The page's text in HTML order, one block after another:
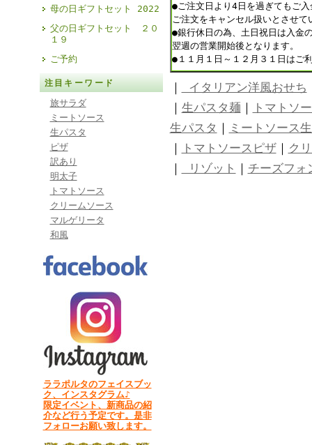
母の日ギフトセット 2022
父の日ギフトセット ２０
１９
ご予約
注目キーワード
旅サラダ
ミートソース
生パスタ
ピザ
訳あり
明太子
トマトソース
クリームソース
マルゲリータ
和風
ララポルタのフェイスブッ
ク、インスタグラム♪
限定イベント、新商品の紹
介など行う予定です。是非
フォローお願い致します。
●ご注文日より4日を過ぎてもご
ご注文をキャンセル扱いとさせて
●銀行休日の為、土日祝日は入金
翌週の営業開始後となります。
●１１月１日～１２月３１日はご
｜ イタリアン洋風おせち
｜ 生パスタ麺 ｜
トマトソ
生パスタ ｜ ミートソース
｜
トマトソースピザ｜ ク
｜
リゾット ｜ チーズフォ